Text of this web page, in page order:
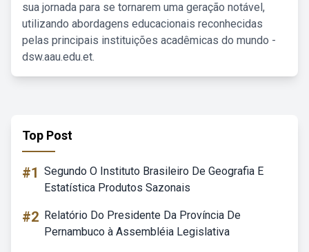
sua jornada para se tornarem uma geração notável,
utilizando abordagens educacionais reconhecidas
pelas principais instituições acadêmicas do mundo -
dsw.aau.edu.et.
Top Post
#1 Segundo O Instituto Brasileiro De Geografia E
Estatística Produtos Sazonais
#2 Relatório Do Presidente Da Província De
Pernambuco à Assembléia Legislativa